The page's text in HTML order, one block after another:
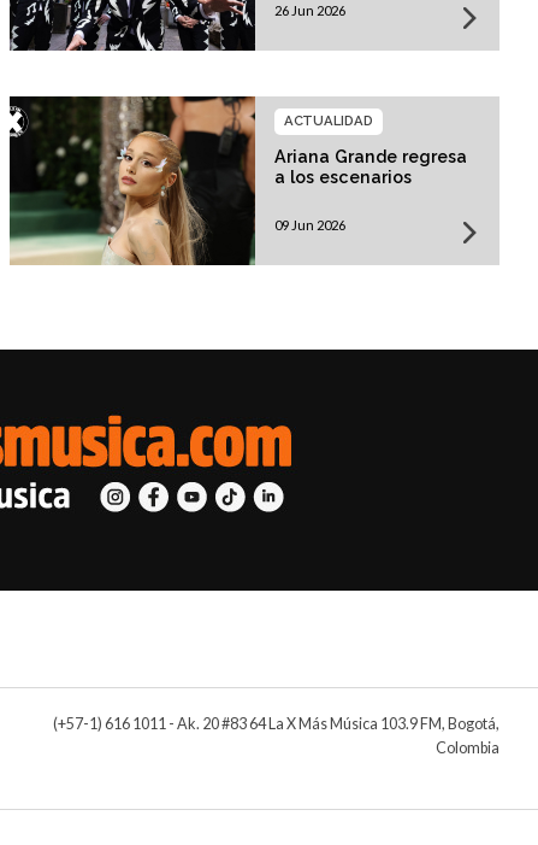
26 Jun 2026
Ariana Grande regresa
a los escenarios
ACTUALIDAD
09 Jun 2026
(+57-1) 616 1011 - Ak. 20 #83 64 La X Más Música 103.9 FM, Bogotá,
Colombia